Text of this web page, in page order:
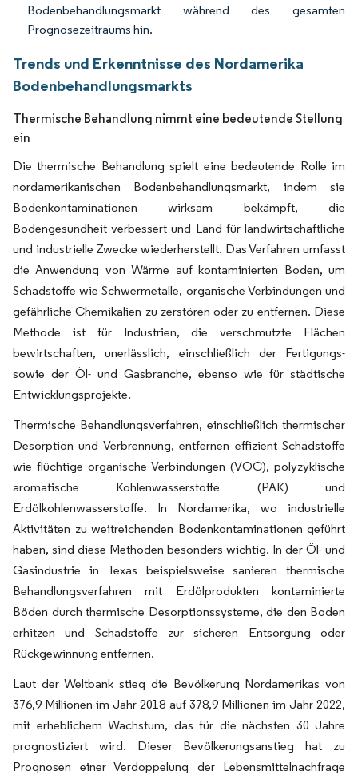
Bodenbehandlungsmarkt während des gesamten
Prognosezeitraums hin.
Trends und Erkenntnisse des Nordamerika
Bodenbehandlungsmarkts
Thermische Behandlung nimmt eine bedeutende Stellung
ein
Die thermische Behandlung spielt eine bedeutende Rolle im
nordamerikanischen Bodenbehandlungsmarkt, indem sie
Bodenkontaminationen wirksam bekämpft, die
Bodengesundheit verbessert und Land für landwirtschaftliche
und industrielle Zwecke wiederherstellt. Das Verfahren umfasst
die Anwendung von Wärme auf kontaminierten Boden, um
Schadstoffe wie Schwermetalle, organische Verbindungen und
gefährliche Chemikalien zu zerstören oder zu entfernen. Diese
Methode ist für Industrien, die verschmutzte Flächen
bewirtschaften, unerlässlich, einschließlich der Fertigungs-
sowie der Öl- und Gasbranche, ebenso wie für städtische
Entwicklungsprojekte.
Thermische Behandlungsverfahren, einschließlich thermischer
Desorption und Verbrennung, entfernen effizient Schadstoffe
wie flüchtige organische Verbindungen (VOC), polyzyklische
aromatische Kohlenwasserstoffe (PAK) und
Erdölkohlenwasserstoffe. In Nordamerika, wo industrielle
Aktivitäten zu weitreichenden Bodenkontaminationen geführt
haben, sind diese Methoden besonders wichtig. In der Öl- und
Gasindustrie in Texas beispielsweise sanieren thermische
Behandlungsverfahren mit Erdölprodukten kontaminierte
Böden durch thermische Desorptionssysteme, die den Boden
erhitzen und Schadstoffe zur sicheren Entsorgung oder
Rückgewinnung entfernen.
Laut der Weltbank stieg die Bevölkerung Nordamerikas von
376,9 Millionen im Jahr 2018 auf 378,9 Millionen im Jahr 2022,
mit erheblichem Wachstum, das für die nächsten 30 Jahre
prognostiziert wird. Dieser Bevölkerungsanstieg hat zu
Prognosen einer Verdoppelung der Lebensmittelnachfrage